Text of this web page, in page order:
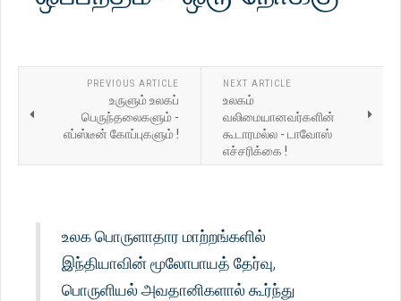
PREVIOUS ARTICLE
உருளும் உலகப்
பெருந்தலைகளும் -
எப்ஸ்டீன் கோப்புகளும் !
NEXT ARTICLE
உலகம்
வலிமையானவர்களின்
கூடாரமல்ல - டாவோஸ்
எச்சரிக்கை !
உலக பொருளாதார மாற்றங்களில்
இந்தியாவின் மூலோபாயத் தேர்வு,
பொருளியல் அவதானிகளால் கூர்ந்து